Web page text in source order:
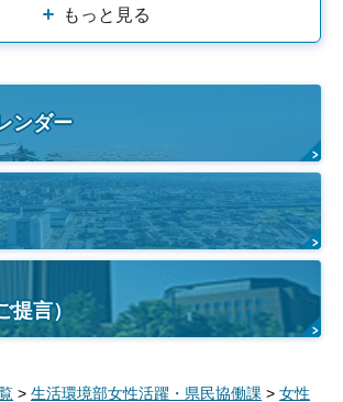
もっと見る
ンダー
提言）
> 生活環境部女性活躍・県民協働課 > 女性